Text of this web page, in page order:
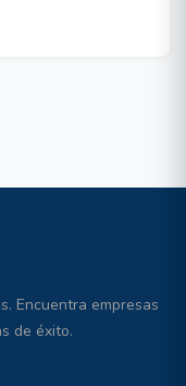
Encuentra empresas
de éxito.